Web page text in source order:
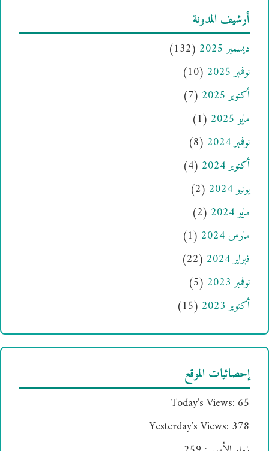
أرشيف المدونة
ديسمبر 2025
(132)
نوفمبر 2025
(10)
أكتوبر 2025
(7)
مايو 2025
(1)
نوفمبر 2024
(8)
أكتوبر 2024
(4)
يونيو 2024
(2)
مايو 2024
(2)
مارس 2024
(1)
فبراير 2024
(22)
نوفمبر 2023
(5)
أكتوبر 2023
(15)
إحصائيات الموقع
Today's Views: 65
Yesterday's Views: 378